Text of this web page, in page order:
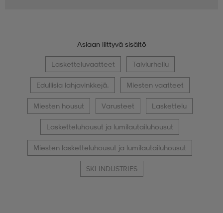
Asiaan liittyvä sisältö
Lasketteluvaatteet Talviurheilu
Edullisia lahjavinkkejä. Miesten vaatteet
Miesten housut Varusteet Laskettelu
Lasketteluhousut ja lumilautailuhousut
Miesten lasketteluhousut ja lumilautailuhousut
SKI INDUSTRIES